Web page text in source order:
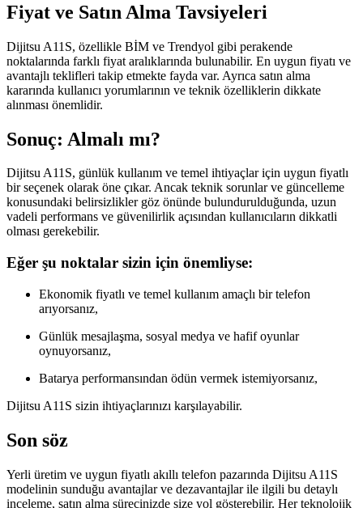
Fiyat ve Satın Alma Tavsiyeleri
Dijitsu A11S, özellikle BİM ve Trendyol gibi perakende
noktalarında farklı fiyat aralıklarında bulunabilir. En uygun fiyatı ve
avantajlı teklifleri takip etmekte fayda var. Ayrıca satın alma
kararında kullanıcı yorumlarının ve teknik özelliklerin dikkate
alınması önemlidir.
Sonuç: Almalı mı?
Dijitsu A11S, günlük kullanım ve temel ihtiyaçlar için uygun fiyatlı
bir seçenek olarak öne çıkar. Ancak teknik sorunlar ve güncelleme
konusundaki belirsizlikler göz önünde bulundurulduğunda, uzun
vadeli performans ve güvenilirlik açısından kullanıcıların dikkatli
olması gerekebilir.
Eğer şu noktalar sizin için önemliyse:
Ekonomik fiyatlı ve temel kullanım amaçlı bir telefon
arıyorsanız,
Günlük mesajlaşma, sosyal medya ve hafif oyunlar
oynuyorsanız,
Batarya performansından ödün vermek istemiyorsanız,
Dijitsu A11S sizin ihtiyaçlarınızı karşılayabilir.
Son söz
Yerli üretim ve uygun fiyatlı akıllı telefon pazarında Dijitsu A11S
modelinin sunduğu avantajlar ve dezavantajlar ile ilgili bu detaylı
inceleme, satın alma sürecinizde size yol gösterebilir. Her teknolojik